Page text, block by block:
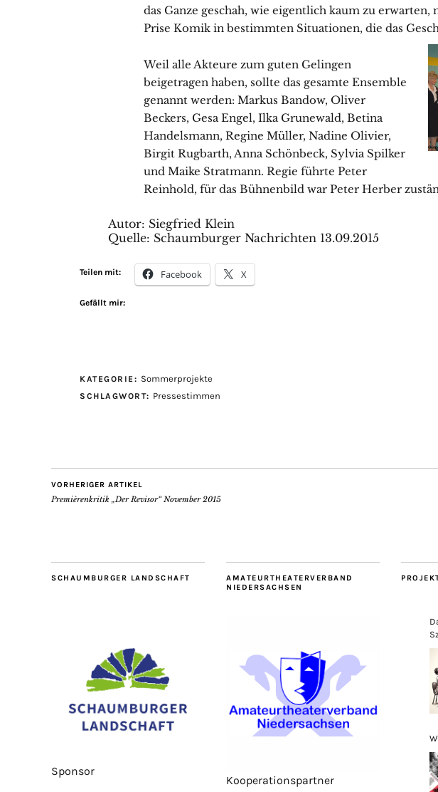
das Ganze geschah, wie eigentlich kaum zu erwarten,
Prise Komik in bestimmten Situationen, die das
Weil alle Akteure zum guten Gelingen
beigetragen haben, sollte das gesamte Ensemble
genannt werden: Markus Bandow, Oliver
Beckers, Gesa Engel, Ilka Grunewald, Betina
Handelsmann, Regine Müller, Nadine Olivier,
Birgit Rugbarth, Anna Schönbeck, Sylvia Spilker
und Maike Stratmann. Regie führte Peter
Reinhold, für das Bühnenbild war Peter Herber
Autor: Siegfried Klein
Quelle: Schaumburger Nachrichten 13.09.2015
Teilen mit: Facebook X
Gefällt mir:
KATEGORIE: Sommerprojekte
SCHLAGWORT: Pressestimmen
VORHERIGER ARTIKEL
Premièrenkritik „Der Revisor“ November 2015
SCHAUMBURGER LANDSCHAFT
Sponsor
AMATEURTHEATERVERBAND
NIEDERSACHSEN
Kooperationspartner